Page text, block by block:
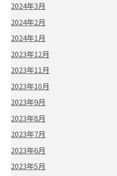
2024年3月
2024年2月
2024年1月
2023年12月
2023年11月
2023年10月
2023年9月
2023年8月
2023年7月
2023年6月
2023年5月